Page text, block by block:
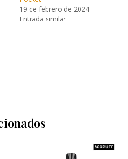
19 de febrero de 2024
Entrada similar